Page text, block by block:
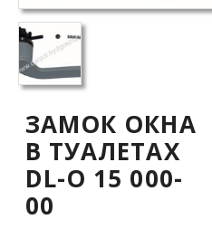
ЗАМОК ОКНА
В ТУАЛЕТАХ
DL-O 15 000-
00